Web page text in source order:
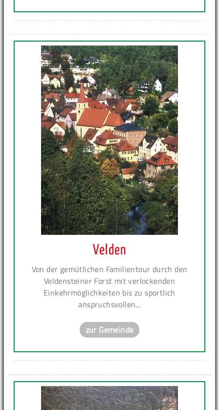
Velden
Von der gemütlichen Familientour durch den
Veldensteiner Forst mit verlockenden
Einkehrmöglichkeiten bis zu sportlich
anspruchsvollen...
zur Gemeinde